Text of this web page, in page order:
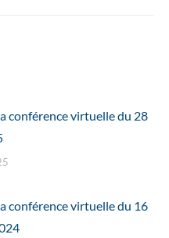
conférence virtuelle du 28
conférence virtuelle du 16